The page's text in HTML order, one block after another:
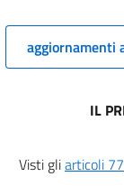
((E IN MOLISE
5 ter
6
aggiornamenti
IL
Visti gliarticoli 77